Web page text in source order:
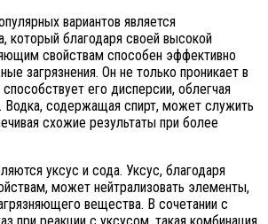
вариантов является
который благодаря своей высокой
свойствам способен эффективно
загрязнения. Он не только проникает в
способствует его дисперсии, облегчая
Водка, содержащая спирт, может служить
схожие результаты при более
уксус и сода. Уксус, благодаря
может нейтрализовать элементы,
вещества. В сочетании с